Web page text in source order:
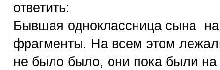
ответить:
Бывшая одноклассница сына
фрагменты. На всем этом
не было было, они пока были на